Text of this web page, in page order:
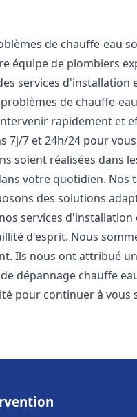
de chauffe-eau
équipe de plombiers
services d'installation
de chauffe-
rapidement et
7j/7 et 24h/24 pour
soient réalisées dans
votre quotidien. Nos
des solutions
services
d'esprit. Nous
Ils nous ont attribué
dépannage chauffe
pour continuer à vous